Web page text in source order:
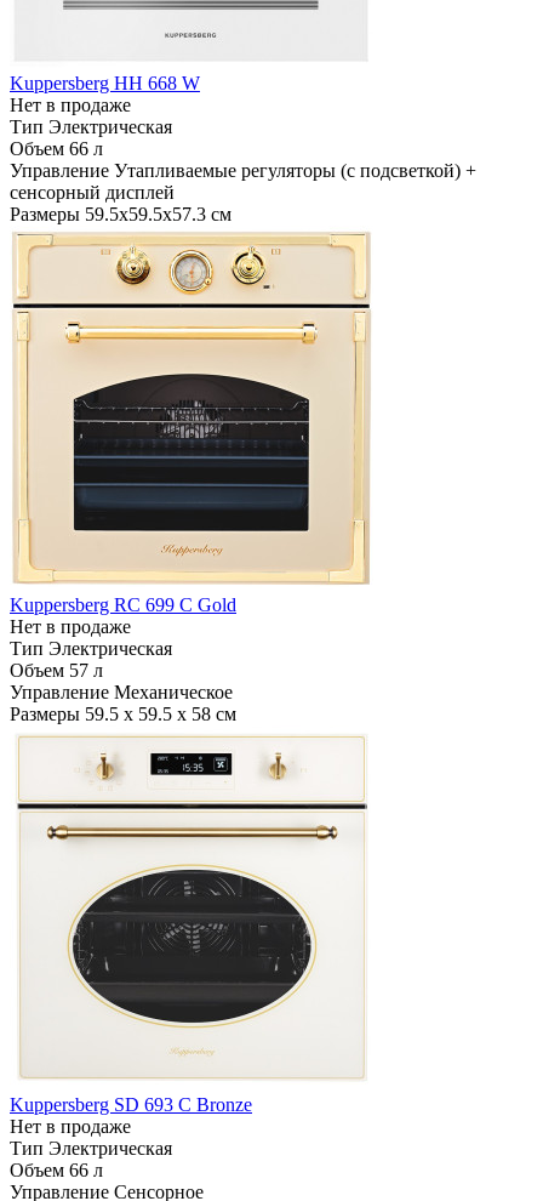
Kuppersberg HH 668 W
Нет в продаже
Тип Электрическая
Объем 66 л
Управление Утапливаемые регуляторы (с подсветкой) +
сенсорный дисплей
Размеры 59.5х59.5х57.3 см
Kuppersberg RC 699 C Gold
Нет в продаже
Тип Электрическая
Объем 57 л
Управление Механическое
Размеры 59.5 х 59.5 х 58 см
Kuppersberg SD 693 C Bronze
Нет в продаже
Тип Электрическая
Объем 66 л
Управление Сенсорное